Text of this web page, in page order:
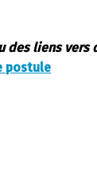
des liens vers
postule